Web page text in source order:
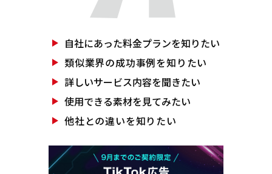
自社にあった料金プランを知りたい
類似業界の成功事例を知りたい
詳しいサービス内容を聞きたい
使用できる素材を見てみたい
他社との違いを知りたい